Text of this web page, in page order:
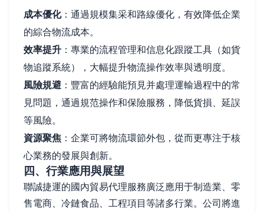
成本優化：通過規模集采和路線優化，有效降低企業
的綜合物流成本。
效率提升 ：專業的流程管理和信息化跟蹤工具（如貨
物追蹤系統），大幅提升物流操作效率與透明度。
風險規避 ：豐富的經驗能預見并處理運輸過程中的常
見問題，通過規范操作和保險服務，降低貨損、延誤
等風險。
資源聚焦 ：企業可將物流環節外包，從而更專注于核
心業務的發展與創新。
四、行業應用與展望
聯誠捷運的國內貿易代理服務廣泛應用于制造業、零
售電商、冷鏈食品、工程項目等諸多行業。公司將進